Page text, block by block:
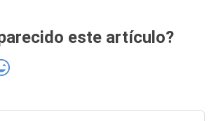
este artículo?